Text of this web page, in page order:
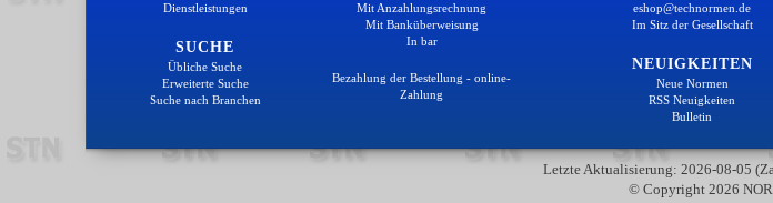
Dienstleistungen
SUCHE
Übliche Suche
Erweiterte Suche
Suche nach Branchen
Mit Anzahlungsrechnung
Mit Banküberweisung
In bar
Bezahlung der Bestellung - online-
Zahlung
eshop@technormen.de
Im Sitz der Gesellschaft
NEUIGKEITEN
Neue Normen
RSS Neuigkeiten
Bulletin
Letzte Aktualisierung: 2026-08-05
© Copyright 2026